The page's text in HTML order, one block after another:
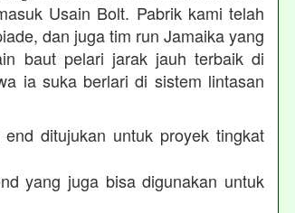
Usain Bolt. Pabrik kami telah
dan juga tim run Jamaika yang
baut pelari jarak jauh terbaik di
ia suka berlari di sistem lintasan
end ditujukan untuk proyek tingkat
yang juga bisa digunakan untuk